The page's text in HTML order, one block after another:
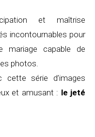
et maîtrise
incontournables pour
mariage capable de
photos.
cette série d’images
et amusant : le jeté